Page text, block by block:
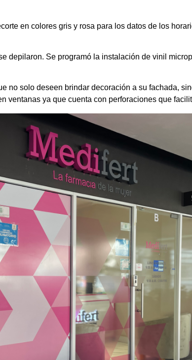
en colores gris y rosa para los datos de los
depilaron. Se programó la instalación de vinil
no solo deseen brindar decoración a su fachada,
ventanas ya que cuenta con perforaciones que